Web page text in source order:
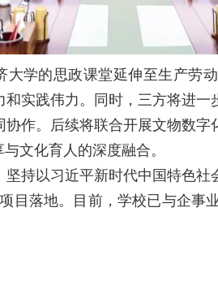
大学的思政课堂延伸至生产劳
实践伟力。同时，三方将进
作。后续将联合开展文物数
文化育人的深度融合。
持以习近平新时代中国特色
目落地。目前，学校已与企事